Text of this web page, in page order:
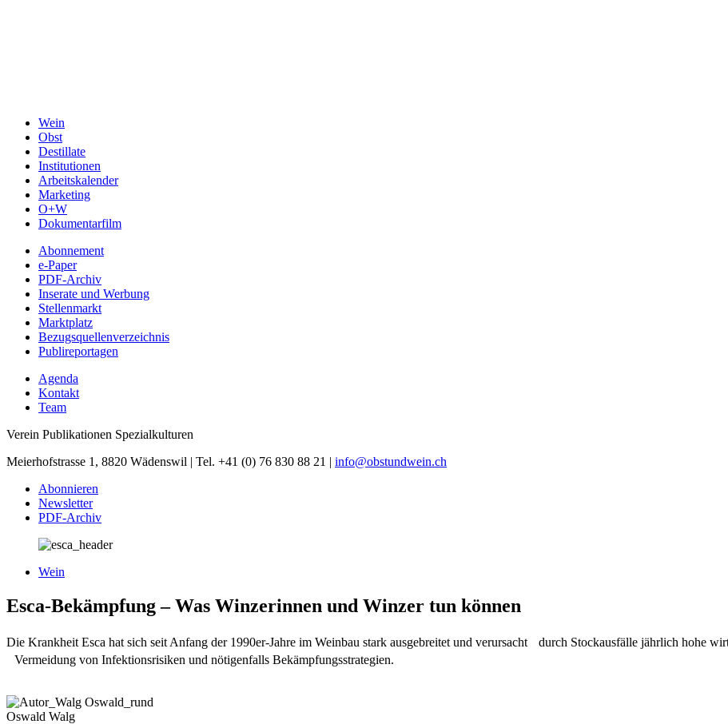
Wein
Obst
Destillate
Institutionen
Arbeitskalender
Marketing
O+W
Dokumentarfilm
Abonnement
e-Paper
PDF-Archiv
Inserate und Werbung
Stellenmarkt
Marktplatz
Bezugsquellenverzeichnis
Publireportagen
Agenda
Kontakt
Team
Verein Publikationen Spezialkulturen
Meierhofstrasse 1, 8820 Wädenswil | Tel. +41 (0) 76 830 88 21 | info@obstundwein.ch
Abonnieren
Newsletter
PDF-Archiv
Wein
Esca-Bekämpfung – Was Winzerinnen und Winzer tun können
Die Krankheit Esca hat sich seit Anfang der 1990er-Jahre im Weinbau stark ausgebreitet und verursacht durch Stockausfälle jährlich hohe
Vermeidung von Infektionsrisiken und nötigenfalls Bekämpfungsstrategien.
Oswald Walg